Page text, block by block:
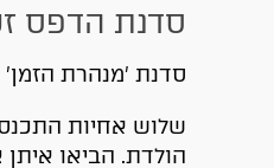
סדנת הדפס
סדנת ׳מנהרת הזמן׳
שלוש אחיות
הולדת. הביאו איתן